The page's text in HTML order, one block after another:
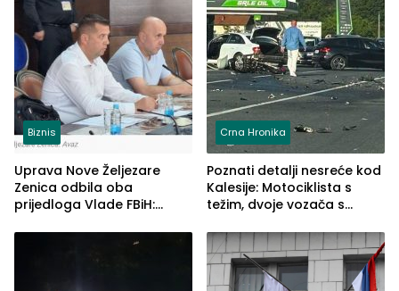
Biznis
Uprava Nove Željezare
Zenica odbila oba
prijedloga Vlade FBiH:
rješenje
Crna Hronika
Poznati detalji nesreće kod
Kalesije: Motociklista s
težim, dvoje vozača s